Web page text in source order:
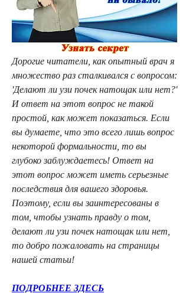
Дорогие читатели, как опытный врач я
множество раз сталкивался с вопросом:
'Делают ли узи почек натощак или нет?'
И ответ на этот вопрос не такой
простой, как может показаться. Если
вы думаете, что это всего лишь вопрос
некоторой формальности, то вы
глубоко заблуждаетесь! Ответ на
этот вопрос может иметь серьезные
последствия для вашего здоровья.
Поэтому, если вы заинтересованы в
том, чтобы узнать правду о том,
делают ли узи почек натощак или нет,
то добро пожаловать на страницы
нашей статьи!
ПОДРОБНЕЕ ЗДЕСЬ